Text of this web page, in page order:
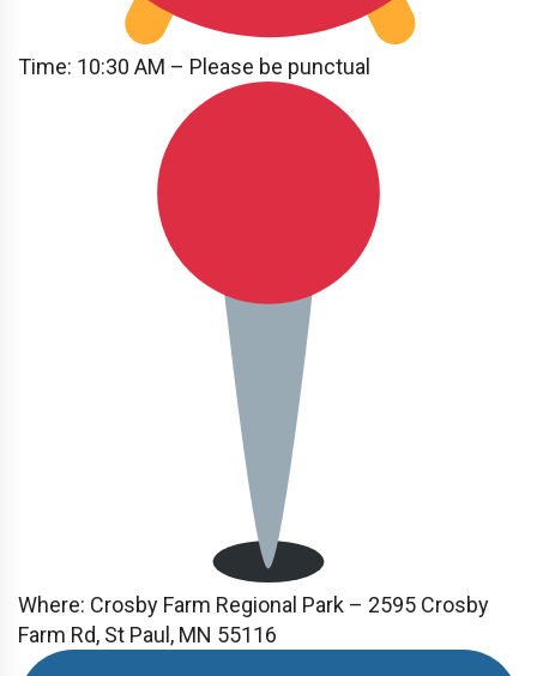
Time: 10:30 AM – Please be punctual
Where: Crosby Farm Regional Park – 2595 Crosby
Farm Rd, St Paul, MN 55116